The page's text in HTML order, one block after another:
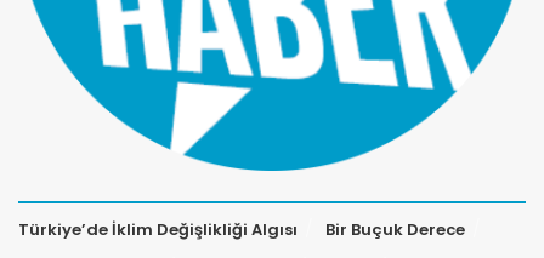
Türkiye’de İklim Değişlikliği Algısı
Bir Buçuk Derece